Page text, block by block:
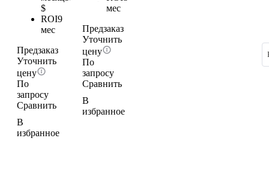
$
ROI9
мес
Предзаказ
Уточнить
цену
По
запросу
Сравнить
В
избранное
мес
Предзаказ
Уточнить
цену
По
запросу
Сравнить
В
избранное